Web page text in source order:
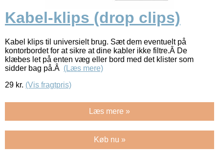
Kabel-klips (drop clips)
Kabel klips til universielt brug. Sæt dem eventuelt på
kontorbordet for at sikre at dine kabler ikke filtre.Â De
klæbes let på enten væg eller bord med det klister som
sidder bag på.Â (Læs mere)
29 kr. (Vis fragtpris)
Læs mere »
Køb nu »